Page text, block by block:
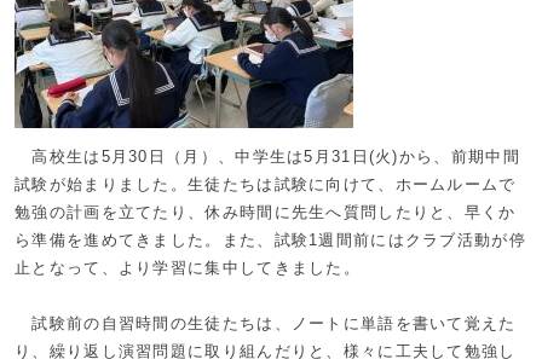
高校生は5月30日（月）、中学生は5月31日(火)から、前期中間
試験が始まりました。生徒たちは試験に向けて、ホームルームで
勉強の計画を立てたり、休み時間に先生へ質問したりと、早くか
ら準備を進めてきました。また、試験1週間前にはクラブ活動が停
止となって、より学習に集中してきました。
試験前の自習時間の生徒たちは、ノートに単語を書いて覚えた
り、繰り返し演習問題に取り組んだりと、様々に工夫して勉強し